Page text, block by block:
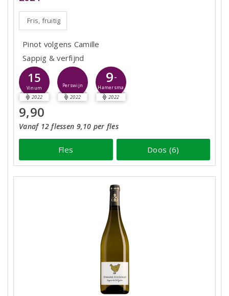
Fris, fruitig
Pinot volgens Camille
Sappig & verfijnd
15
Vinum
2022
Perswijn
2022
9-
Hamersma
2022
9,90
Vanaf 12 flessen 9,10 per fles
Fles Doos (6)